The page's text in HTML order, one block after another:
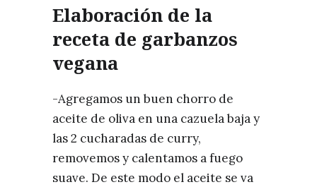
Elaboración de la
receta de garbanzos
vegana
-Agregamos un buen chorro de
aceite de oliva en una cazuela baja y
las 2 cucharadas de curry,
removemos y calentamos a fuego
suave. De este modo el aceite se va